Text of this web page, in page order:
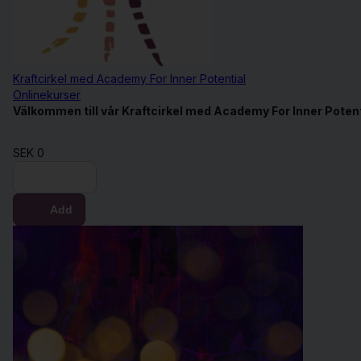
Kraftcirkel med Academy For Inner Potential
Onlinekurser
Välkommen till vår Kraftcirkel med Academy For Inner
SEK 0
Add